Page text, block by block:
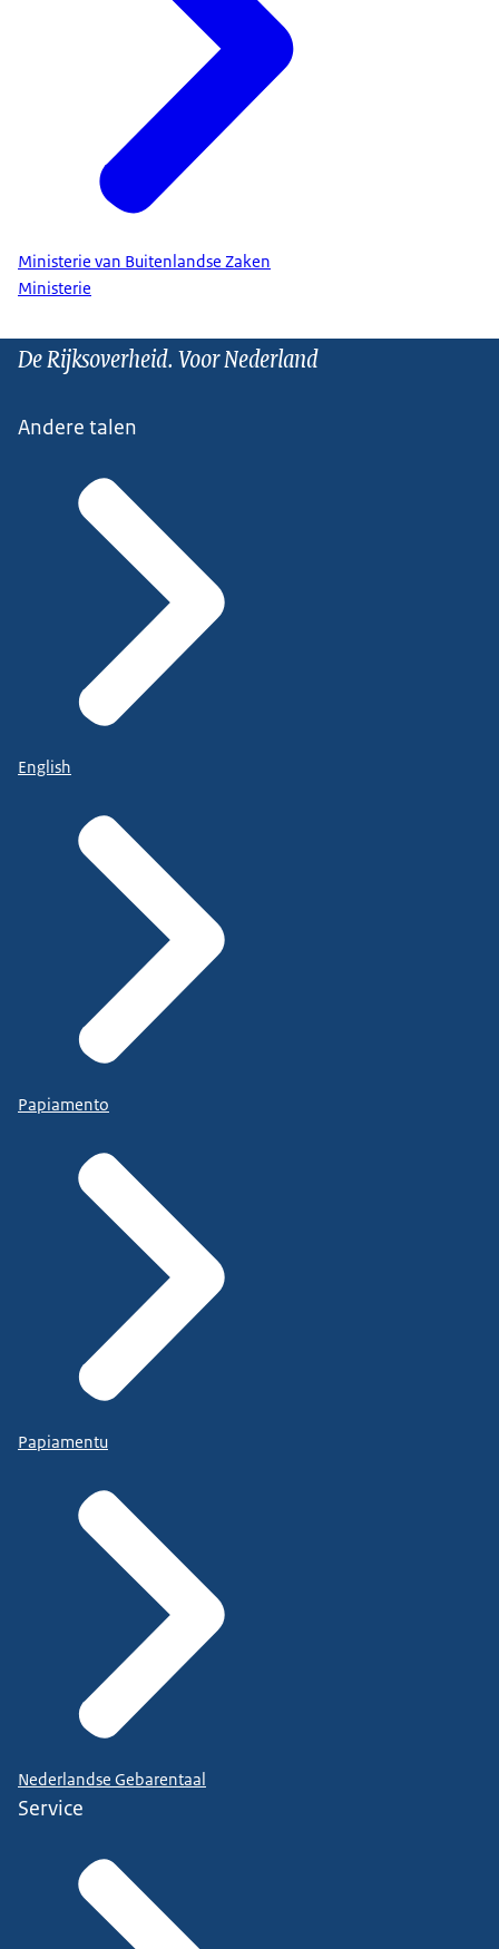
Ministerie van Buitenlandse Zaken
Ministerie
De Rijksoverheid. Voor Nederland
Andere talen
English
Papiamento
Papiamentu
Nederlandse Gebarentaal
Service